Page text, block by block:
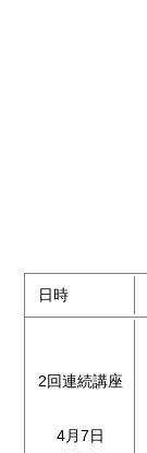
日時
2回連続講座
4月7日